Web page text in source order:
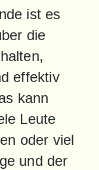
ist es
die
effektiv
kann
Leute
oder viel
und der